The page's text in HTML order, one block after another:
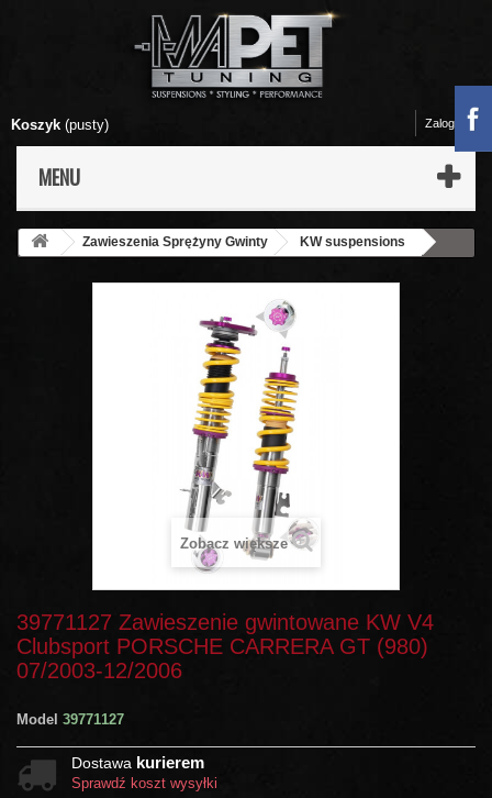
Koszyk (pusty)
MENU
Zaloguj się
Zawieszenia Sprężyny Gwinty
KW suspensions
Zobacz większe
39771127 Zawieszenie gwintowane KW V4
Clubsport PORSCHE CARRERA GT (980)
07/2003-12/2006
Model 39771127
Dostawa kurierem
Sprawdź koszt wysyłki